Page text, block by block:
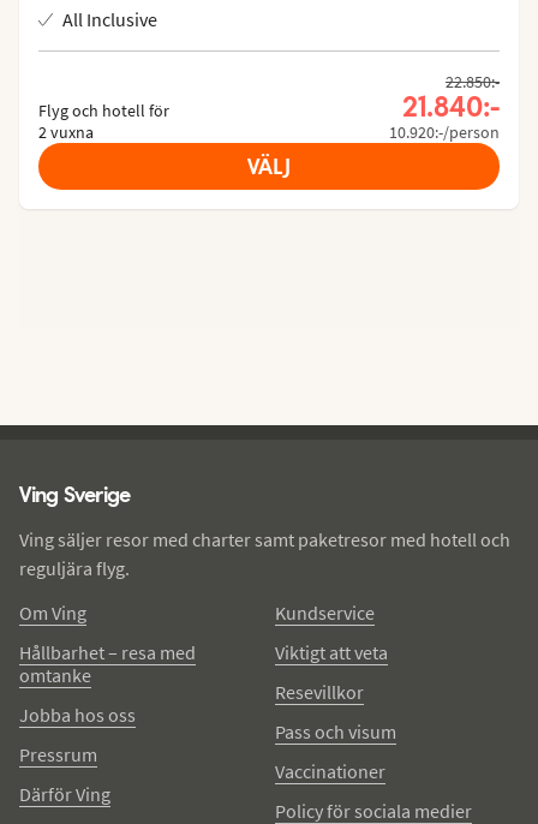
All Inclusive
Flyg och hotell för
2 vuxna
22.850:-
21.840:-
10.920:-/person
VÄLJ
Ving Sverige
Ving säljer resor med charter samt paketresor med hotell och
reguljära flyg.
Om Ving
Hållbarhet – resa med
omtanke
Jobba hos oss
Pressrum
Därför Ving
Kundservice
Viktigt att veta
Resevillkor
Pass och visum
Vaccinationer
Policy för sociala medier